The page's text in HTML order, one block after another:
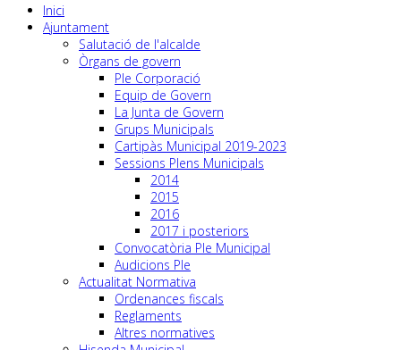
Inici
Ajuntament
Salutació de l'alcalde
Òrgans de govern
Ple Corporació
Equip de Govern
La Junta de Govern
Grups Municipals
Cartipàs Municipal 2019-2023
Sessions Plens Municipals
2014
2015
2016
2017 i posteriors
Convocatòria Ple Municipal
Audicions Ple
Actualitat Normativa
Ordenances fiscals
Reglaments
Altres normatives